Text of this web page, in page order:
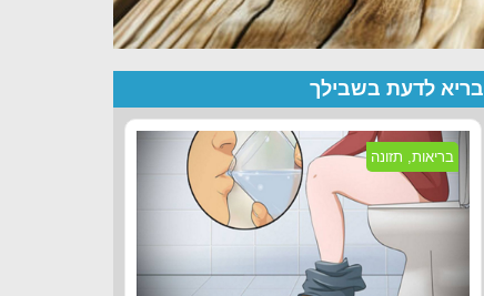
בריא לדעת בשבילך
בריאות, תזונה